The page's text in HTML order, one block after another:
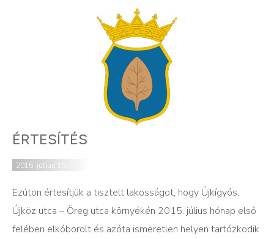
ÉRTESÍTÉS
2015. július 15.
Ezúton értesítjük a tisztelt lakosságot, hogy Újkígyós,
Újköz utca – Öreg utca környékén 2015. július hónap első
felében elkóborolt és azóta ismeretlen helyen tartózkodik